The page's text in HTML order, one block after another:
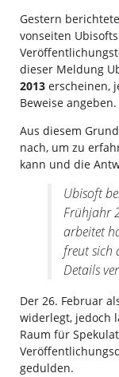
Gestern berichtete
vonseiten
dieser Meldung
2013 erscheinen,
Beweise angeben.
Aus diesem
nach, um zu
kann und die
Ubisoft
Frühjahr
arbeitet
freut sich
Details
Der 26. Februar
widerlegt, jedoch
Raum für
gedulden.